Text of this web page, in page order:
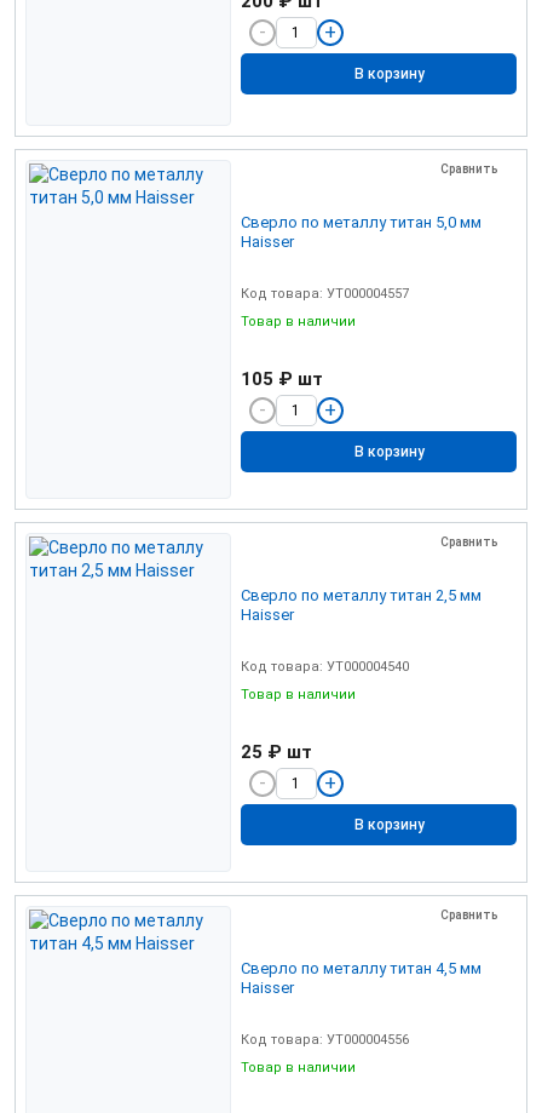
В корзину
Сравнить
Сверло по металлу титан 5,0 мм
Haisser
Код товара: УТ000004557
Товар в наличии
105 ₽ шт
В корзину
Сравнить
Сверло по металлу титан 2,5 мм
Haisser
Код товара: УТ000004540
Товар в наличии
25 ₽ шт
В корзину
Сравнить
Сверло по металлу титан 4,5 мм
Haisser
Код товара: УТ000004556
Товар в наличии